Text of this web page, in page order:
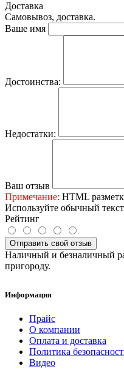
Доставка
Самовывоз, доставка.
Ваше имя
Достоинства:
Недостатки:
Ваш отзыв
Примечание: HTML
Используйте обычный
Рейтинг
Отправить свой отзыв
Наличный и безналичный
пригороду.
Информация
Прайс
О компании
Оплата и доставка
Политика
Видео